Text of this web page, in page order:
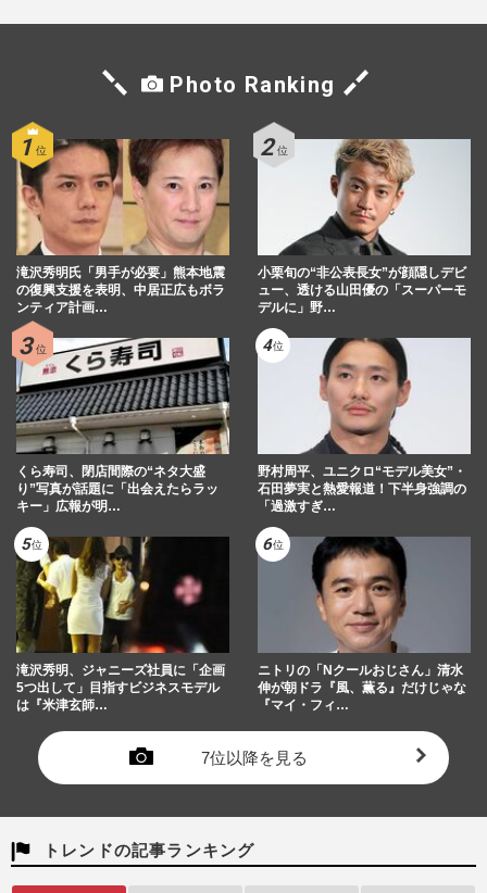
Photo Ranking
滝沢秀明氏「男手が必要」熊本地震
の復興支援を表明、中居正広もボラ
ンティア計画…
小栗旬の“非公表長女”が顔隠しデビ
ュー、透ける山田優の「スーパーモ
デルに」野…
くら寿司、閉店間際の“ネタ大盛
り”写真が話題に「出会えたらラッ
キー」広報が明…
野村周平、ユニクロ“モデル美女”・
石田夢実と熱愛報道！下半身強調の
「過激すぎ…
滝沢秀明、ジャニーズ社員に「企画
5つ出して」目指すビジネスモデル
は『米津玄師…
ニトリの「Nクールおじさん」清水
伸が朝ドラ『風、薫る』だけじゃな
『マイ・フィ…
7位以降を見る
トレンドの記事ランキング